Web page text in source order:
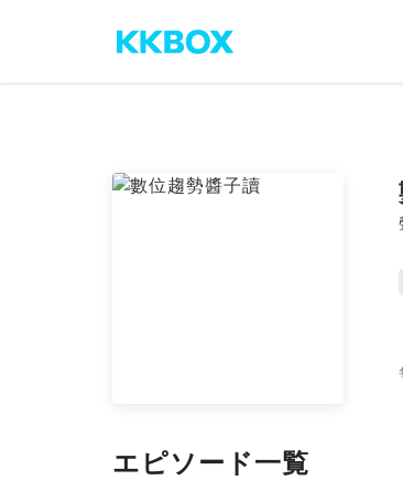
エピソード一覧